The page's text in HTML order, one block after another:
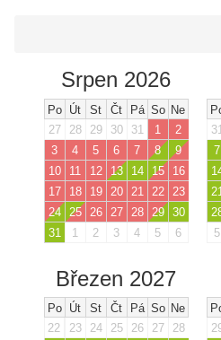
Srpen 2026
Po Út St Čt Pá So Ne
27
28 29 30 31 1
2
3
4 5 6 7 8
9
10
11 12 13 14 15
16
17
18 19 20 21 22
23
24
25 26 27 28 29
30
31
1 2 3 4 5 6
31
7
21
5
Březen 2027
Po Út St Čt Pá So Ne
22
23 24 25 26 27
28